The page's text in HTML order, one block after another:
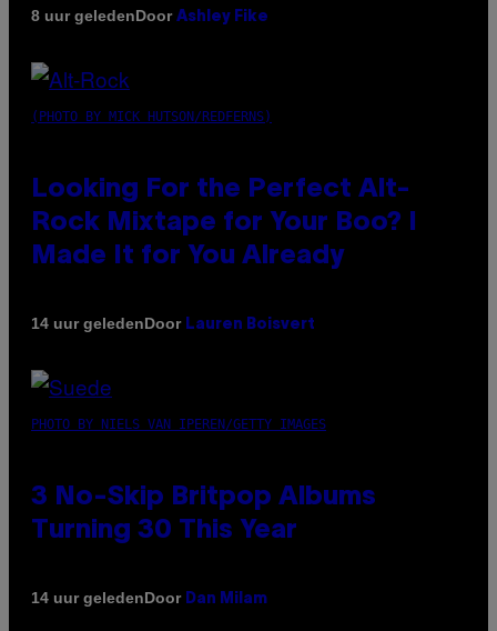
8 uur geledenDoor Ashley Fike
(PHOTO BY MICK HUTSON/REDFERNS)
Looking For the Perfect Alt-
Rock Mixtape for Your Boo? I
Made It for You Already
14 uur geledenDoor Lauren Boisvert
PHOTO BY NIELS VAN IPEREN/GETTY IMAGES
3 No-Skip Britpop Albums
Turning 30 This Year
14 uur geledenDoor Dan Milam